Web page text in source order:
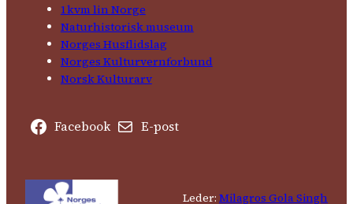
1kvm lin Norge
Natur­his­torisk­ museum
Norges Husflids­lag
Norges Kultur­vern­forbund
Norsk Kulturarv
Facebook E-post
Leder: Milagros Gola Singh